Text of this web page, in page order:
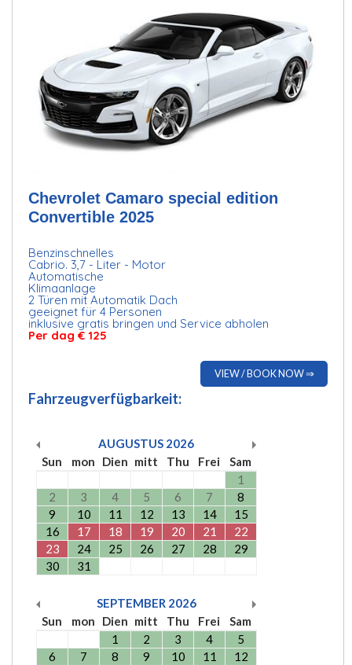
Chevrolet Camaro special edition
Convertible 2025
Benzinschnelles
Cabrio. 3,7 - Liter - Motor
Automatische
Klimaanlage
2 Türen mit Automatik Dach
geeignet für 4 Personen
inklusive gratis bringen und Service abholen
Per dag € 125
VIEW / BOOK NOW ⇒
Fahrzeugverfügbarkeit:
AUGUSTUS 2026
Sun
mon Dien mitt Thu Frei
Sam
1
2
3 4 5 6 7
8
9
10 11 12 13 14
15
16
17 18 19 20 21
22
23
24 25 26 27 28
29
30
31
SEPTEMBER 2026
Sun
mon Dien mitt Thu Frei
Sam
1
2 3 4
5
6
7 8 9 10 11
12